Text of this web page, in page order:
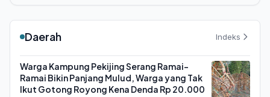
Daerah Indeks
Warga Kampung Pekijing Serang Ramai-
Ramai Bikin Panjang Mulud, Warga yang Tak
Ikut Gotong Royong Kena Denda Rp 20.000